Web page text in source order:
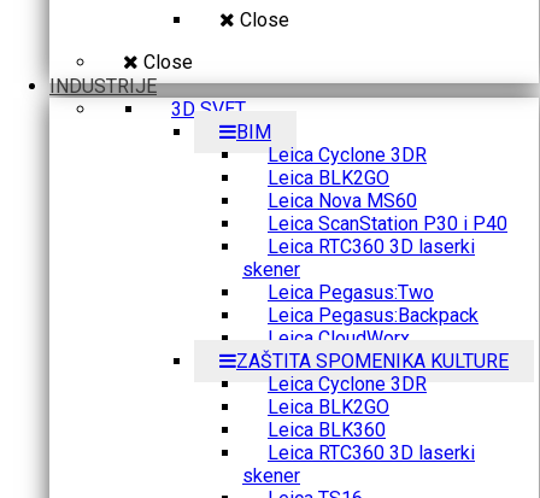
Close
Close
INDUSTRIJE
3D SVET
BIM
Leica Cyclone 3DR
Leica BLK2GO
Leica Nova MS60
Leica ScanStation P30 i P40
Leica RTC360 3D laserki
skener
Leica Pegasus:Two
Leica Pegasus:Backpack
Leica CloudWorx
ZAŠTITA SPOMENIKA KULTURE
Leica Cyclone 3DR
Leica BLK2GO
Leica BLK360
Leica RTC360 3D laserki
skener